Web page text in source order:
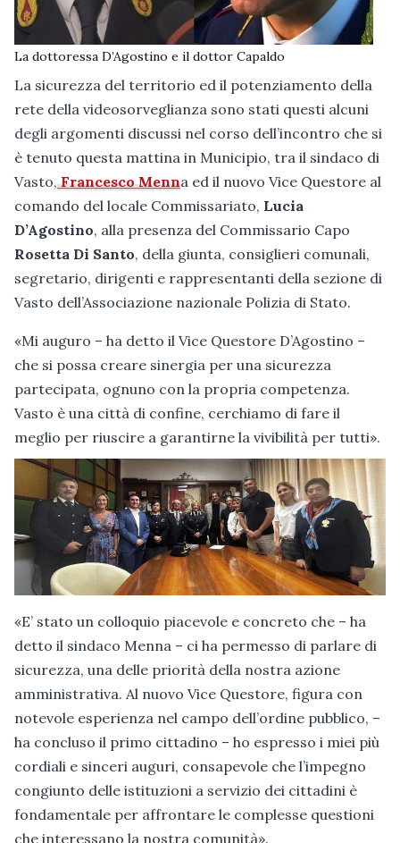
La dottoressa D’Agostino e il dottor Capaldo
La sicurezza del territorio ed il potenziamento della
rete della videosorveglianza sono stati questi alcuni
degli argomenti discussi nel corso dell’incontro che si
è tenuto questa mattina in Municipio, tra il sindaco di
Vasto,Francesco Menna ed il nuovo Vice Questore al
comando del locale Commissariato, Lucia
D’Agostino, alla presenza del Commissario Capo
Rosetta Di Santo, della giunta, consiglieri comunali,
segretario, dirigenti e rappresentanti della sezione di
Vasto dell’Associazione nazionale Polizia di Stato.
«Mi auguro – ha detto il Vice Questore D’Agostino –
che si possa creare sinergia per una sicurezza
partecipata, ognuno con la propria competenza.
Vasto è una città di confine, cerchiamo di fare il
meglio per riuscire a garantirne la vivibilità per tutti».
«E’ stato un colloquio piacevole e concreto che – ha
detto il sindaco Menna – ci ha permesso di parlare di
sicurezza, una delle priorità della nostra azione
amministrativa. Al nuovo Vice Questore, figura con
notevole esperienza nel campo dell’ordine pubblico, –
ha concluso il primo cittadino – ho espresso i miei più
cordiali e sinceri auguri, consapevole che l’impegno
congiunto delle istituzioni a servizio dei cittadini è
fondamentale per affrontare le complesse questioni
che interessano la nostra comunità».